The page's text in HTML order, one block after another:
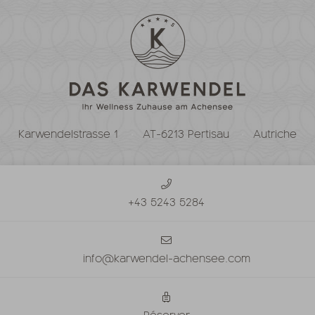
Karwendelstrasse 1 AT-6213 Pertisau Autriche
+43 5243 5284
info@karwendel-achensee.com